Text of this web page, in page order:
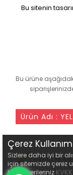
Bu sitenin
Çerez
Sizlere daha iyi bir
için sitemizde çerez
kişisel verileriniz
Bu ürüne
Ürün Adı :
Telefon ile